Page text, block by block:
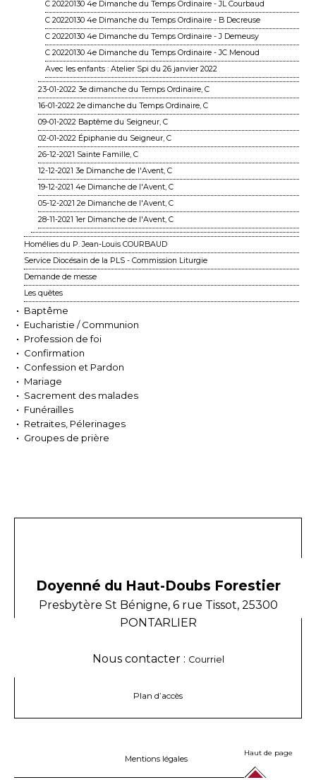
C 20220130 4e Dimanche du Temps Ordinaire - JL Courbaud
C 20220130 4e Dimanche du Temps Ordinaire - B Decreuse
C 20220130 4e Dimanche du Temps Ordinaire - J Demeusy
C 20220130 4e Dimanche du Temps Ordinaire - JC Menoud
Avec les enfants : Atelier Spi du 26 janvier 2022
23-01-2022 3e dimanche du Temps Ordinaire, C
16-01-2022 2e dimanche du Temps Ordinaire, C
09-01-2022 Baptême du Seigneur, C
02-01-2022 Épiphanie du Seigneur, C
26-12-2021 Sainte Famille, C
12-12-2021 3e Dimanche de l'Avent, C
19-12-2021 4e Dimanche de l'Avent, C
05-12-2021 2e Dimanche de l'Avent, C
28-11-2021 1er Dimanche de l'Avent, C
Homélies du P. Jean-Louis COURBAUD
Service Diocésain de la PLS - Commission Liturgie
Demande de messe
Les quêtes
Baptême
Eucharistie / Communion
Profession de foi
Confirmation
Confession et Pardon
Mariage
Sacrement des malades
Funérailles
Retraites, Pélerinages
Groupes de prière
Doyenné du Haut-Doubs Forestier
Presbytère St Bénigne, 6 rue Tissot, 25300
PONTARLIER
Nous contacter : Courriel
Plan d’accès
Mentions légales
Haut de page